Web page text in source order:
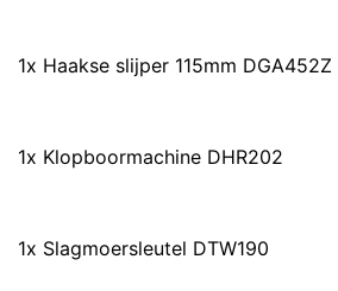
1x Haakse slijper 115mm DGA452Z
1x Klopboormachine DHR202
1x Slagmoersleutel DTW190